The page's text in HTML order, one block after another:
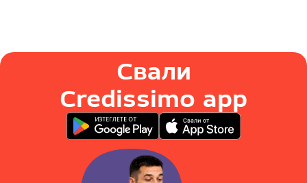
Свали
Credissimo app